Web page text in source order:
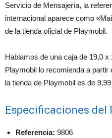
Servicio de Mensajería, la
internacional aparece como
de la tienda oficial de Playmobil.
Hablamos de una caja de 19,0
Playmobil lo recomienda a
la tienda de Playmobil es de 9,99
Especificaciones del
Referencia: 9806